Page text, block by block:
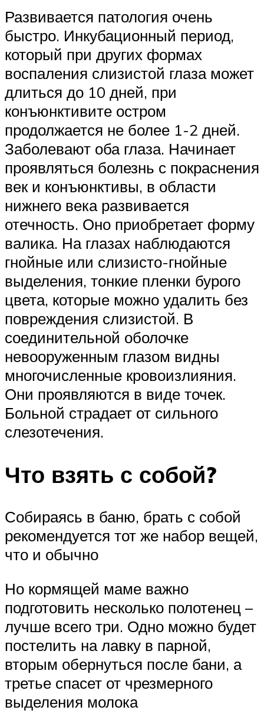
Развивается патология очень
быстро. Инкубационный период,
который при других формах
воспаления слизистой глаза может
длиться до 10 дней, при
конъюнктивите остром
продолжается не более 1-2 дней.
Заболевают оба глаза. Начинает
проявляться болезнь с покраснения
век и конъюнктивы, в области
нижнего века развивается
отечность. Оно приобретает форму
валика. На глазах наблюдаются
гнойные или слизисто-гнойные
выделения, тонкие пленки бурого
цвета, которые можно удалить без
повреждения слизистой. В
соединительной оболочке
невооруженным глазом видны
многочисленные кровоизлияния.
Они проявляются в виде точек.
Больной страдает от сильного
слезотечения.
Что взять с собой?
Собираясь в баню, брать с собой
рекомендуется тот же набор вещей,
что и обычно
Но кормящей маме важно
подготовить несколько полотенец –
лучше всего три. Одно можно будет
постелить на лавку в парной,
вторым обернуться после бани, а
третье спасет от чрезмерного
выделения молока